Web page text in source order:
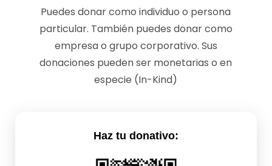
Puedes donar como individuo o persona
particular. También puedes donar como
empresa o grupo corporativo. Sus
donaciones pueden ser monetarias o en
especie (In-Kind)
Haz tu donativo: